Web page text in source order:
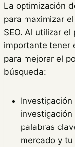
La optimización
para maximizar
SEO. Al utilizar
importante tener
para mejorar el
búsqueda:
Investigación
palabras
mercado y